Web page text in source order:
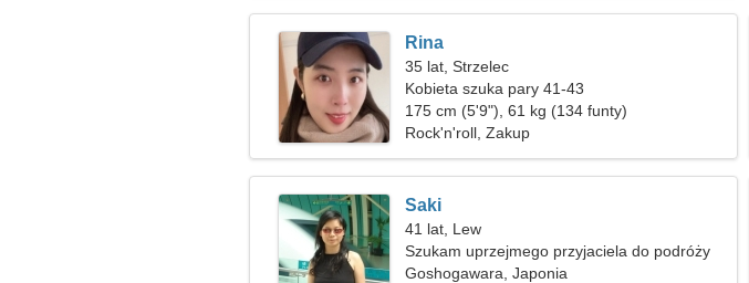
Rina
35 lat, Strzelec
Kobieta szuka pary 41-43
175 cm (5'9"), 61 kg (134 funty)
Rock'n'roll, Zakup
Saki
41 lat, Lew
Szukam uprzejmego przyjaciela do podróży
Goshogawara, Japonia